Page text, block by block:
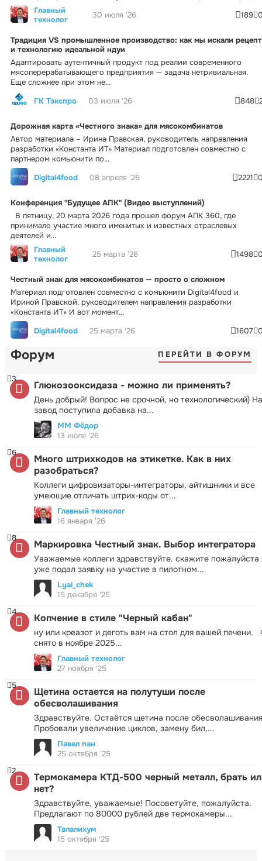
Главный
технолог
30 июля '26 189
Традиция VS промышленное производство: как мы искали рецепт
и технологию идеальной ндуи
Адаптировать аутентичный продукт под реалии современного
мясоперерабатывающего предприятия — задача нетривиальная.
Еще сложнее при этом не...
ГК Тэкспро
03 июля '26 848
Дорожная карта «Честного знака» для мясокомбинатов
Автор материала – Ирина Правская, руководитель направления
разработки «Константа ИТ» Материал подготовлен совместно с
партнером комьюнити по...
Digital4food
08 апреля '26 2221
Конференция "Будущее АПК" (Видео выступлений)
В пятницу, 20 марта 2026 года прошел форум АПК 360, где
принимало участие много именитых и известных отраслевых
деятелей и...
Главный
технолог
25 марта '26 1498
Честный знак для мясокомбинатов — просто о сложном
Материал подготовлен совместно с комьюнити Digital4food и
Ириной Правской, руководителем направления разработки
«Константа ИТ» И вот момент...
Digital4food
25 марта '26 1607
Форум ПЕРЕЙТИ В ФОРУМ
Глюкозооксидаза - можно ли применять?
День добрый! Вопрос не срочной, но технологический) На
завод поступила добавка на...
3
ММ Фёдор
13 июля '26
Много штрихкодов на этикетке. Как в них
разобраться?
Коллеги цифровизаторы-интеграторы, айтишники и все
умеющие отличать штрих-коды от...
6
Главный технолог
16 января '26
Маркировка Честный знак. Выбор интегратора
Уважаемые коллеги здравствуйте. скажите пожалуйста
уже подал заявку на участие в пилотном...
8
Lyal_chek
15 декабря '25
Копчение в стиле "Черный кабан"
ну или креазот и деготь вам на стол для вашей печени.
снято в ноябре 2025...
4
Главный технолог
27 ноября '25
Щетина остается на полутуши после
обесволашивания
Здравствуйте. Остаётся щетина после
Пробовали увеличение циклов, замену бил,...
5
Павел пан
25 октября '25
Термокамера КТД-500 черный металл, брать
нет?
Здравствуйте, уважаемые! Посоветуйте, пожалуйста.
Предлагают по 80000 рублей две термокамеры...
2
Талалихум
15 октября '25